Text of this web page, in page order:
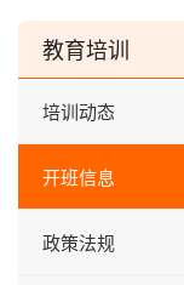
教育培训
培训动态
开班信息
政策法规